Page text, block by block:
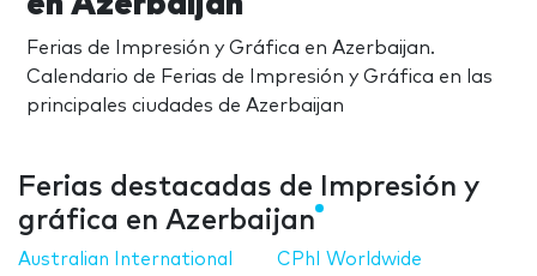
Ferias de Impresión y Gráfica en Azerbaijan.
Calendario de Ferias de Impresión y Gráfica en las
principales ciudades de Azerbaijan
Ferias destacadas de Impresión y
gráfica en Azerbaijan
Australian International
CPhI Worldwide